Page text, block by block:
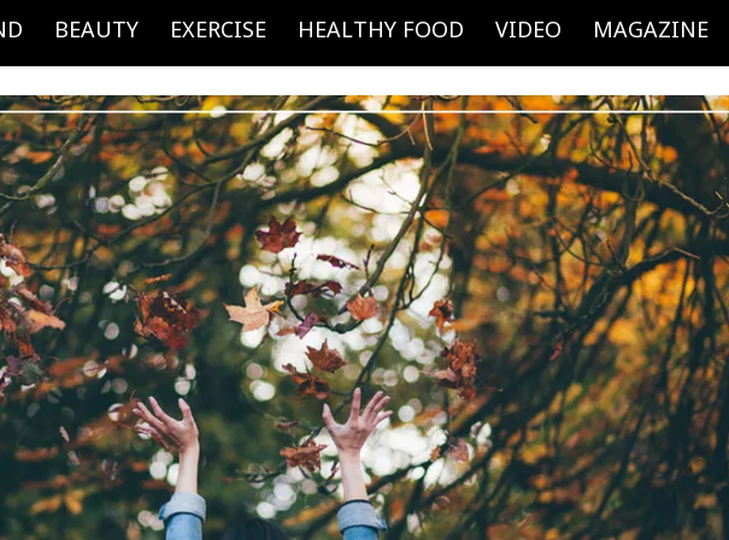
BEAUTY EXERCISE HEALTHY FOOD VIDEO MAGAZINE